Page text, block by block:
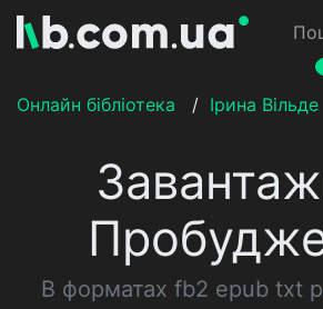
Онлайн бібліотека
/ Ірина Вільде
В форматах fb2 epub txt